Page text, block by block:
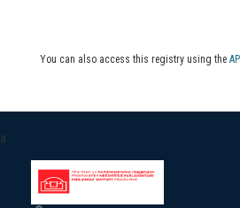
You can also access this registry using the API
a